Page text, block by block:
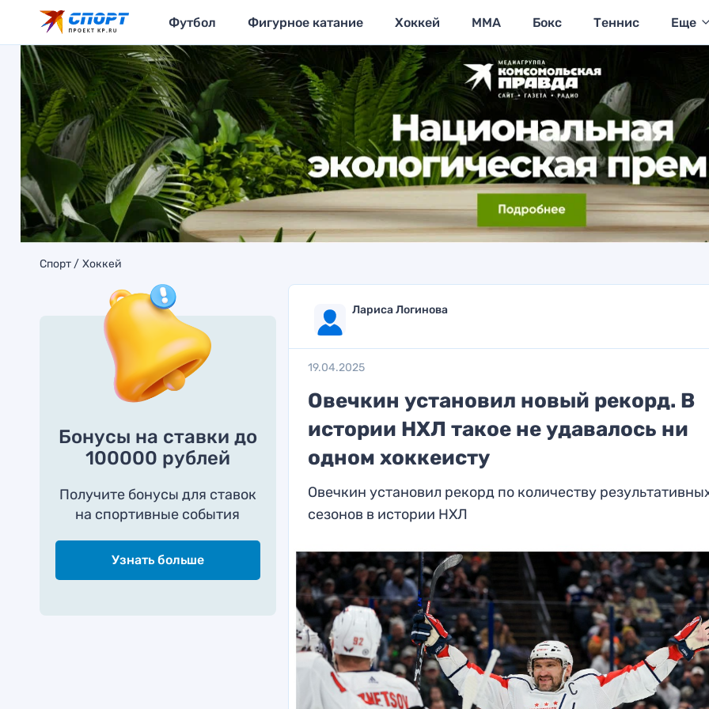
Футбол Фигурное катание Хоккей MMA Бокс Теннис Еще
Спорт Хоккей
Бонусы на ставки до
100000 рублей
Получите бонусы для ставок
на спортивные события
Узнать больше
Лариса Логинова
19.04.2025
Овечкин установил новый рекорд. В
истории НХЛ такое не удавалось ни
одном хоккеисту
Овечкин установил рекорд по количеству
сезонов в истории НХЛ